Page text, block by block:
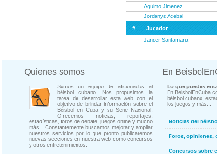
Aquimo Jimenez
Jordanys Acebal
#
Jugador
Jander Santamaria
Quienes somos
Somos un equipo de aficionados al
béisbol cubano. Nos propusimos la
tarea de desarrollar esta web con el
objetivo de brindar información sobre el
Béisbol en Cuba y su Serie Nacional.
Ofrecemos noticias, reportajes,
estadísticas, foros de debate, juegos online y mucho
más... Constantemente buscamos mejorar y ampliar
nuestros servicios por lo que pronto publicaremos
nuevas secciones en nuestra web como concursos
y otros entretenimientos.
En
Lo que puedes
En
béisbol cubano,
los juegos y más...
Noticias del
Foros, opiniones,
Concursos sobre